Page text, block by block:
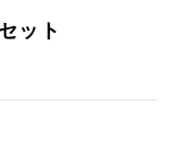
ット